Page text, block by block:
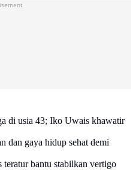
di usia 43; Iko Uwais khawatir
dan gaya hidup sehat demi
bantu stabilkan vertigo